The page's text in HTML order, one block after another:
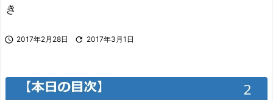
き
 2017年2月28日  2017年3月1日